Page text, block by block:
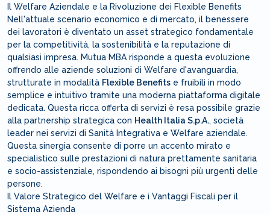
Il Welfare Aziendale e la Rivoluzione dei Flexible Benefits
Nell'attuale scenario economico e di mercato, il benessere
dei lavoratori è diventato un asset strategico fondamentale
per la competitività, la sostenibilità e la reputazione di
qualsiasi impresa. Mutua MBA risponde a questa evoluzione
offrendo alle aziende soluzioni di Welfare d'avanguardia,
strutturate in modalità Flexible Benefits e fruibili in modo
semplice e intuitivo tramite una moderna piattaforma digitale
dedicata. Questa ricca offerta di servizi è resa possibile grazie
alla partnership strategica con Health Italia S.p.A., società
leader nei servizi di Sanità Integrativa e Welfare aziendale.
Questa sinergia consente di porre un accento mirato e
specialistico sulle prestazioni di natura prettamente sanitaria
e socio-assistenziale, rispondendo ai bisogni più urgenti delle
persone.
Il Valore Strategico del Welfare e i Vantaggi Fiscali per il
Sistema Azienda